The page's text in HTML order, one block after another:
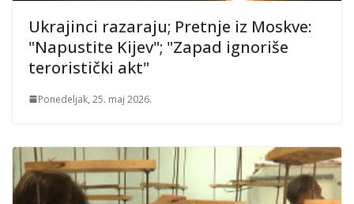
Ukrajinci razaraju; Pretnje iz Moskve:
"Napustite Kijev"; "Zapad ignoriše
teroristički akt"
Ponedeljak, 25. maj 2026.